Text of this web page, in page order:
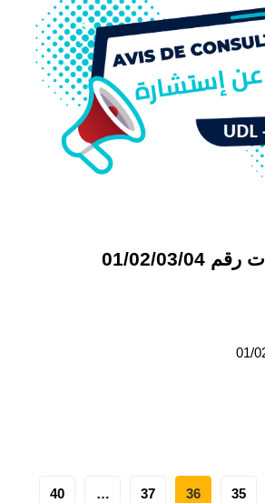
02/03/04
35
36
37
…
40